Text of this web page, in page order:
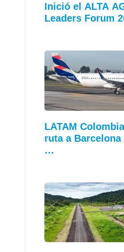
Inició el ALTA
Leaders Forum
LATAM
ruta a Barcelona
…